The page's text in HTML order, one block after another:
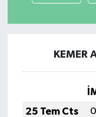
KEMER
25 Tem Cts